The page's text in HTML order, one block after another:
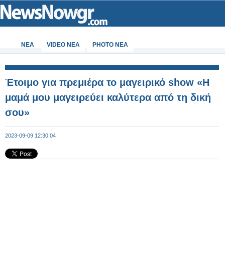
ΝΕΑ VIDEO NEA PHOTO NEA
Έτοιμο για πρεμιέρα το μαγειρικό show «Η
μαμά μου μαγειρεύει καλύτερα από τη δική
σου»
2023-09-09 12:30:04